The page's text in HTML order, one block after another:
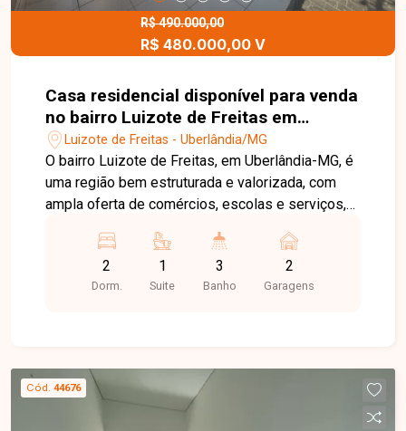
R$ 490.000,00
R$ 480.000,00 V
Casa residencial disponível para venda
no bairro Luizote de Freitas em
Uberlândia-MG
Luizote de Freitas - Uberlândia/MG
O bairro Luizote de Freitas, em Uberlândia-MG, é
uma região bem estruturada e valorizada, com
ampla oferta de comércios, escolas e serviços,
ideal para quem busca praticidade no dia a dia.
Casa com 180m² de área construída em terreno
de 250m², composta por sala ampla com jardim
conforto e funcionalidade. Conta ainda com
varanda com despensa, banheiro e bancada, área
de serviço e espaço externo versátil. O imóvel
2
Dorm.
1
Suite
3
Banho
2
Garagens
Cód. 44676